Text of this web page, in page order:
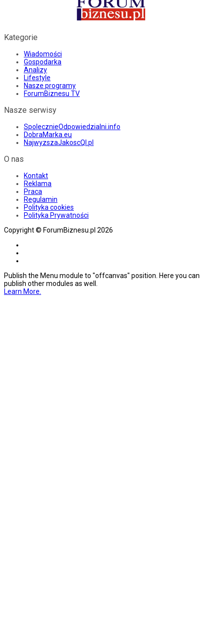
Kategorie
Wiadomości
Gospodarka
Analizy
Lifestyle
Nasze programy
ForumBiznesu TV
Nasze serwisy
SpolecznieOdpowiedzialni.info
DobraMarka.eu
NajwyzszaJakoscQI.pl
O nas
Kontakt
Reklama
Praca
Regulamin
Polityka cookies
Polityka Prywatności
Copyright © ForumBiznesu.pl 2026
Publish the Menu module to "offcanvas" position. Here you can
publish other modules as well.
Learn More.